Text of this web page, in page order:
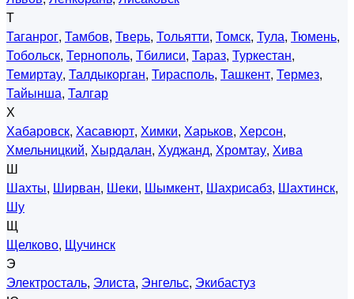
Т
Таганрог, Тамбов, Тверь, Тольятти, Томск, Тула, Тюмень,
Тобольск, Тернополь, Тбилиси, Тараз, Туркестан,
Темиртау, Талдыкорган, Тирасполь, Ташкент, Термез,
Тайынша, Талгар
Х
Хабаровск, Хасавюрт, Химки, Харьков, Херсон,
Хмельницкий, Хырдалан, Худжанд, Хромтау, Хива
Ш
Шахты, Ширван, Шеки, Шымкент, Шахрисабз, Шахтинск,
Шу
Щ
Щелково, Щучинск
Э
Электросталь, Элиста, Энгельс, Экибастуз